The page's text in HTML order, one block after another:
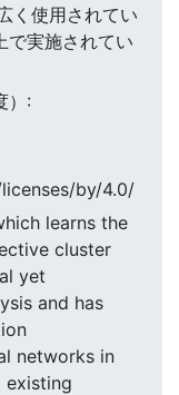
く使用されてい
で実施されてい
）:
by/4.0/
learns the
cluster
yet
and has
networks in
existing